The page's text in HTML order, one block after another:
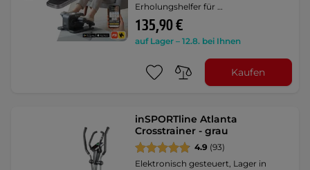
Erholungshelfer für …
135,90 €
auf Lager – 12.8. bei Ihnen
Kaufen
inSPORTline Atlanta
Crosstrainer - grau
4.9 (93)
Elektronisch gesteuert, Lager in